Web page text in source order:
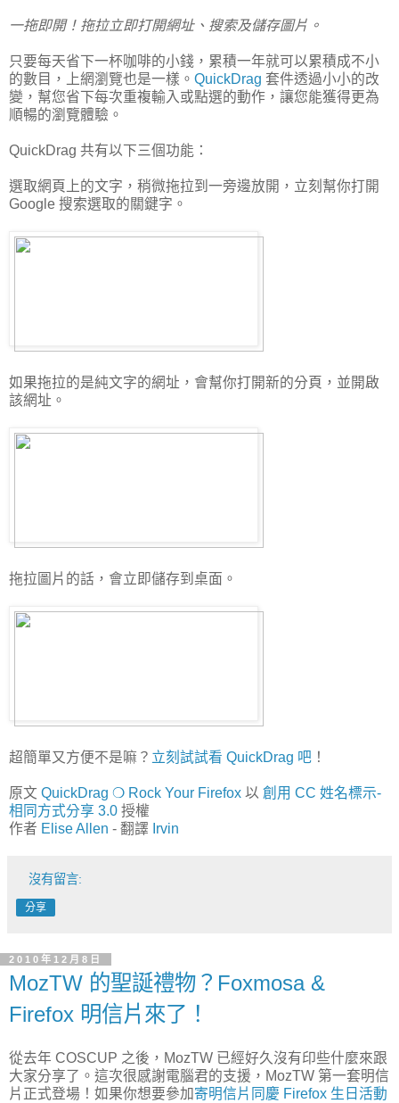
一拖即開！拖拉立即打開網址、搜索及儲存圖片。
只要每天省下一杯咖啡的小錢，累積一年就可以累積成不小
的數目，上網瀏覽也是一樣。 QuickDrag 套件透過小小的改
變，幫您省下每次重複輸入或點選的動作，讓您能獲得更為
順暢的瀏覽體驗。
QuickDrag 共有以下三個功能：
選取網頁上的文字，稍微拖拉到一旁邊放開，立刻幫你打開
Google 搜索選取的關鍵字。
如果拖拉的是純文字的網址，會幫你打開新的分頁，並開啟
該網址。
拖拉圖片的話，會立即儲存到桌面。
超簡單又方便不是嘛？ 立刻試試看 QuickDrag 吧 ！
原文 QuickDrag ❍ Rock Your Firefox 以 創用 CC 姓名標示-
相同方式分享 3.0 授權
作者 Elise Allen - 翻譯 Irvin
沒有留言:
分享
2010年12月8日
MozTW 的聖誕禮物？Foxmosa &
Firefox 明信片來了！
從去年 COSCUP 之後，MozTW 已經好久沒有印些什麼來跟
大家分享了。這次很感謝電腦君的支援，MozTW 第一套明信
片正式登場！如果你想要參加寄明信片同慶 Firefox 生日活動